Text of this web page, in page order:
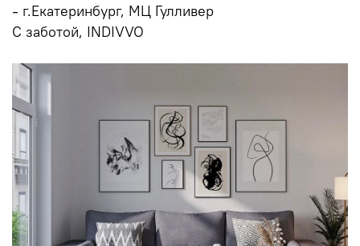
⁃ г.Екатеринбург, МЦ Гулливер
С заботой, INDIVVO